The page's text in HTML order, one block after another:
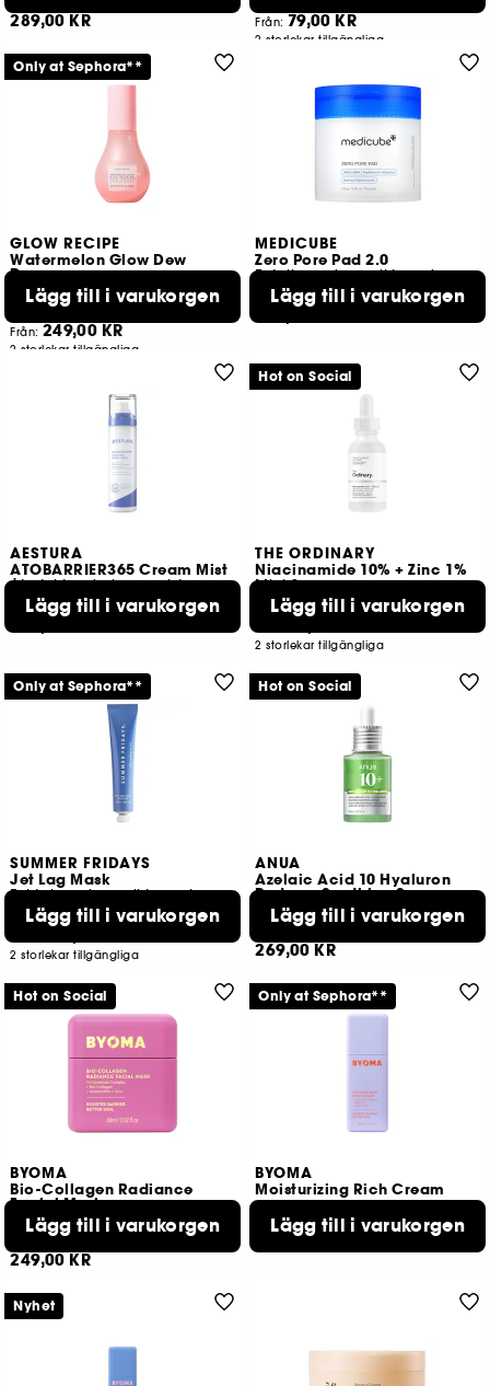
289,00 KR
Från: 79,00 KR
2 storlekar tillgängliga
GLOW RECIPE
Watermelon Glow Dew
Drops
Niacinamide Dew Drops:
Från: 249,00 KR
2 storlekar tillgängliga
Lägg till i varukorgen
Only at Sephora**
MEDICUBE
Zero Pore Pad 2.0
Exfolierande ansiktspads
49
289,00 KR
Lägg till i varukorgen
AESTURA
ATOBARRIER365 Cream Mist
Återfuktande kropsmist som skyddar hudbarriären
427
239,00 KR
Lägg till i varukorgen
THE ORDINARY
Niacinamide 10% + Zinc 1%
Mini Serum
60
2 storlekar tillgängliga
Lägg till i varukorgen
Hot on Social
SUMMER FRIDAYS
Jet Lag Mask
Fuktgivande ansiktsmask och ansiktskräm
862
2 storlekar tillgängliga
Lägg till i varukorgen
Only at Sephora**
ANUA
Azelaic Acid 10 Hyaluron
Redness Soothing Serum
Serum mot ojämnheter
269,00 KR
Lägg till i varukorgen
Hot on Social
BYOMA
Bio-Collagen Radiance
Facial Mask
Lystergivande mask med biokollagen
249,00 KR
Lägg till i varukorgen
Hot on Social
BYOMA
Moisturizing Rich Cream
253
Lägg till i varukorgen
Only at Sephora**
Nyhet